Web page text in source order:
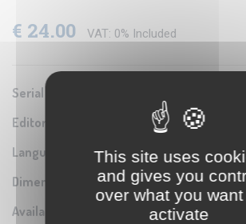
€ 24.00 VAT: 0% Included
Serial number:
Editor / Manifacturer: Edizioni Pegaso
Language: Italian
Dimensions: 24x21 cm pagine 120
Availability:
This site uses
and gives you
over what you
activate